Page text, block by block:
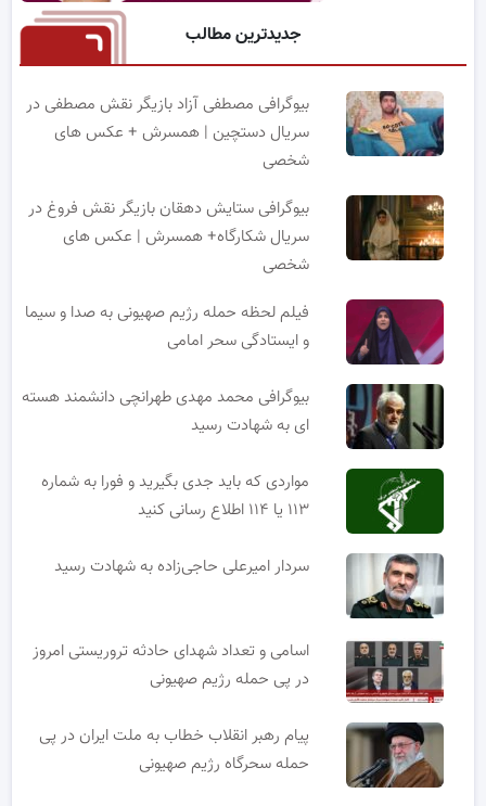
جدیدترین مطالب
بیوگرافی مصطفی آزاد بازیگر نقش مصطفی در
سریال دستچین | همسرش + عکس های
شخصی
بیوگرافی ستایش دهقان بازیگر نقش فروغ در
سریال شکارگاه+ همسرش | عکس های
شخصی
فیلم لحظه حمله رژیم صهیونی به صدا و سیما
و ایستادگی سحر امامی
بیوگرافی محمد مهدی طهرانچی دانشمند هسته
ای به شهادت رسید
مواردی که باید جدی بگیرید و فورا به شماره
۱۱۳ یا ۱۱۴ اطلاع رسانی کنید
سردار امیرعلی حاجی‌زاده به شهادت رسید
اسامی و تعداد شهدای حادثه تروریستی امروز
در پی حمله رژیم صهیونی
پیام رهبر انقلاب خطاب به ملت ایران در پی
حمله سحرگاه رژیم صهیونی